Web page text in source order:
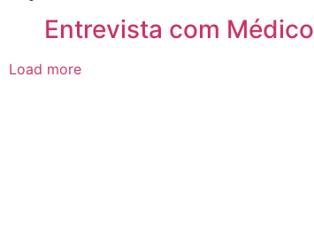
Entrevista com
Load more